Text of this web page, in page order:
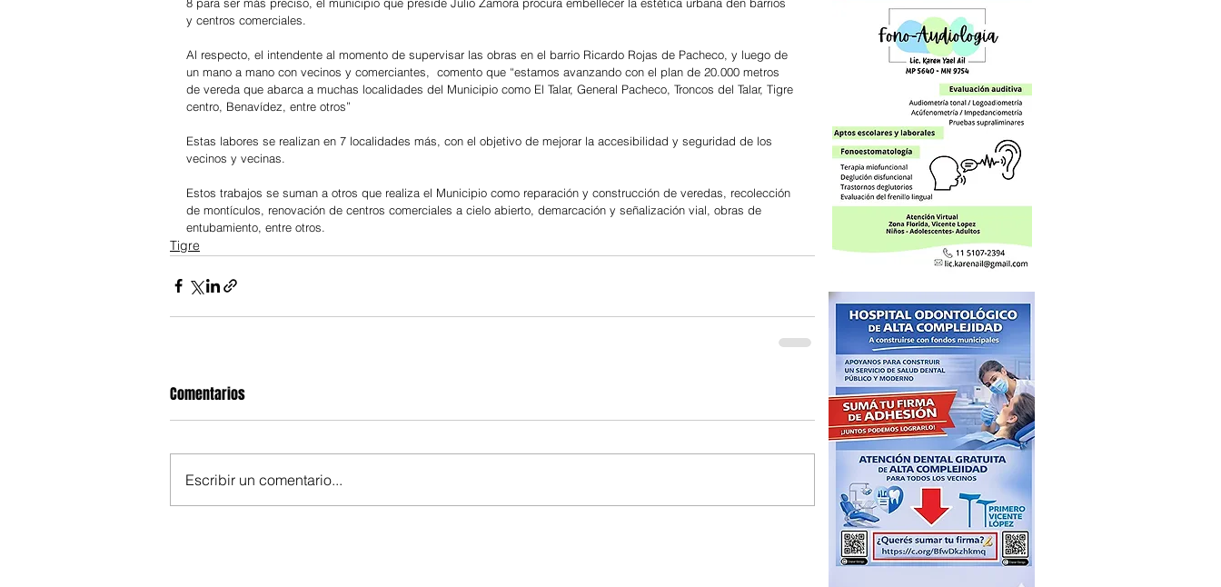
y centros comerciales.
Al respecto, el intendente al momento de supervisar las obras en el barrio Ricardo Rojas de Pacheco, y luego de
un mano a mano con vecinos y comerciantes,  comento que “estamos avanzando con el plan de 20.000 metros
de vereda que abarca a muchas localidades del Municipio como El Talar, General Pacheco, Troncos del Talar, Tigre
centro, Benavídez, entre otros”
Estas labores se realizan en 7 localidades más, con el objetivo de mejorar la accesibilidad y seguridad de los
vecinos y vecinas.
Estos trabajos se suman a otros que realiza el Municipio como reparación y construcción de veredas, recolección
de montículos, renovación de centros comerciales a cielo abierto, demarcación y señalización vial, obras de
entubamiento, entre otros.
Tigre
Comentarios
Escribir un comentario...